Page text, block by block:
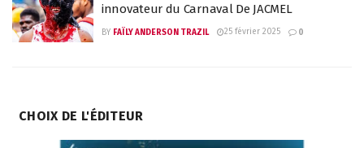
innovateur du Carnaval De JACMEL
BY FAÏLY ANDERSON TRAZIL 25 février 2025 0
CHOIX DE L'ÉDITEUR